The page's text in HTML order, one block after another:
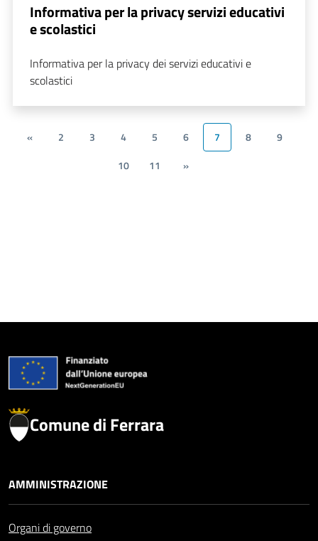
Informativa per la privacy servizi educativi
e scolastici
Informativa per la privacy dei servizi educativi e
scolastici
« 2 3 4 5 6 7 8
9
10
11 »
Comune di Ferrara
AMMINISTRAZIONE
Organi di governo